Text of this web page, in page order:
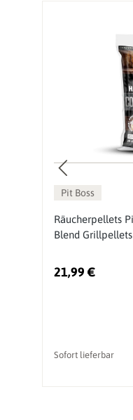
Pit Boss
Räucherpellets
Blend Grillpellets
21,99 €
Sofort lieferbar